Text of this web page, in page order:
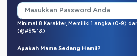
Minimal 8 Karakter, Memiliki 1 angka (0-9)
(@#$%^&)
Apakah Mama Sedang Hamil?